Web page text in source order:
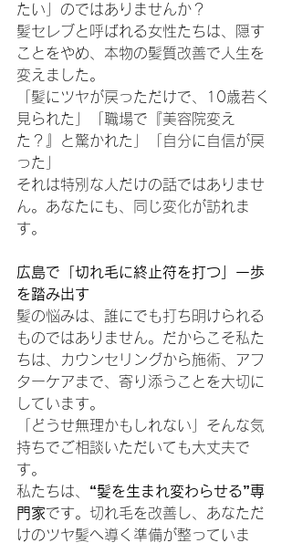
たい」のではありませんか？
髪セレブと呼ばれる女性たちは、隠す
ことをやめ、本物の髪質改善で人生を
変えました。
「髪にツヤが戻っただけで、10歳若く
見られた」「職場で『美容院変え
た？』と驚かれた」「自分に自信が戻
った」
それは特別な人だけの話ではありませ
ん。あなたにも、同じ変化が訪れま
す。
広島で「切れ毛に終止符を打つ」一歩
を踏み出す
髪の悩みは、誰にでも打ち明けられる
ものではありません。だからこそ私た
ちは、カウンセリングから施術、アフ
ターケアまで、寄り添うことを大切に
しています。
「どうせ無理かもしれない」そんな気
持ちでご相談いただいても大丈夫で
す。
私たちは、 “髪を生まれ変わらせる”専
門家です。切れ毛を改善し、あなただ
けのツヤ髪へ導く準備が整っていま